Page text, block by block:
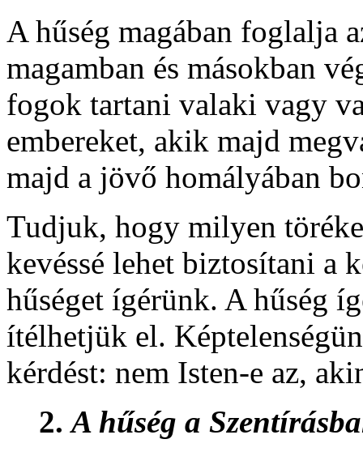
A hűség magában foglalja
magamban és másokban
fogok tartani valaki vagy
embereket, akik majd
majd a jövő homályában
Tudjuk, hogy milyen
kevéssé lehet biztosítani a
hűséget ígérünk. A hűség
ítélhetjük el.
kérdést: nem Isten-e az,
2.A hűség a